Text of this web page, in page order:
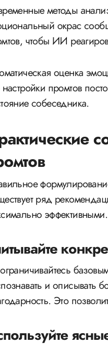
методы
окрас
чтобы ИИ
оценка
настройки промтов
собеседника.
ряд
эффективными.
и описывать
Это